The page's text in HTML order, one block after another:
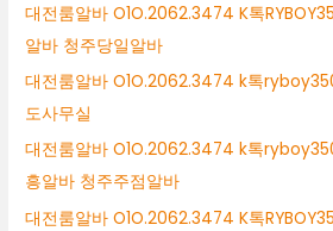
대전룸알바 O1O.2062.3474 K톡
알바 청주당일알바
대전룸알바 O1O.2062.3474 k톡
도사무실
대전룸알바 O1O.2062.3474 k톡
흥알바 청주주점알바
대전룸알바 O1O.2062.3474 K톡